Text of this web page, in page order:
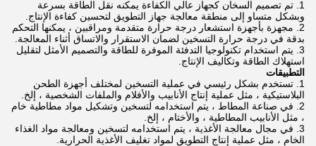
تم تصميم السخان كجهاز عالي الكفاءة يمكنه نقل الطاقة بسرعة
وبشكل متساو إلى منطقة معالجة جهاز التطويق لتحسين كفاءة الإنتاج.
مجهزة بأجهزة استشعار درجة حرارة متقدمة ومراقبين ، يمكنها التحكم
بدقة في درجة حرارة التسخين لضمان الاستقرار والاتساق أثناء المعالجة.
يتم استخدام تكنولوجيا التدفئة الموفرة للطاقة والتصميم الأمثل لتقليل
استهلاك الطاقة وتكاليف الإنتاج.
التطبيقات
تستخدم بشكل رئيسي في عملية التسخين لمختلف أجهزة الطحن
البلاستيكية ، مثل عملية إنتاج الأنابيب والأفلام والملفات الشخصية ، إلخ.
في صناعة المطاط ، يتم استخدامه لتسخين وتشكيل مواد مطاطية خام
، مثل الأنابيب المطاطية ، والأختام ، إلخ.
في مجال معالجة الأغذية ، يتم استخدامه لتسخين ومعالجة مواد الغذاء
الخام ، مثل عملية إنتاج التطويق لمواد تغليف الأغذية الحرارية.